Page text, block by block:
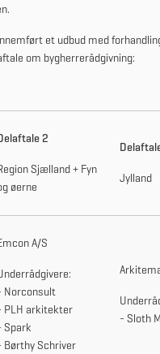
et udbud med
om bygherrerådgivning:
2
Sjælland + Fyn
øerne
Jylland
A/S
Norconsult
PLH arkitekter
Spark
Børthy Schriver
- Sloth